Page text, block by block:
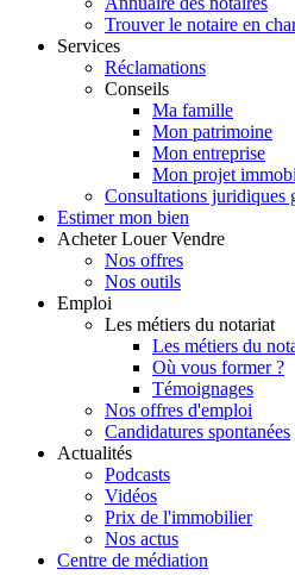
Trouver le notaire en
Services
Réclamations
Conseils
Ma famille
Mon patrimoine
Mon entreprise
Mon projet
Consultations juridiques
Estimer mon bien
Acheter Louer Vendre
Nos offres
Nos outils
Emploi
Les métiers du notariat
Les métiers du
Où vous former ?
Témoignages
Nos offres d'emploi
Candidatures spontanées
Actualités
Podcasts
Vidéos
Prix de l'immobilier
Nos actus
Centre de médiation